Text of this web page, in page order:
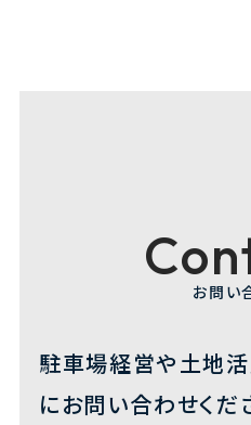
お問い
駐車場経営や土地
にお問い合わせくだ